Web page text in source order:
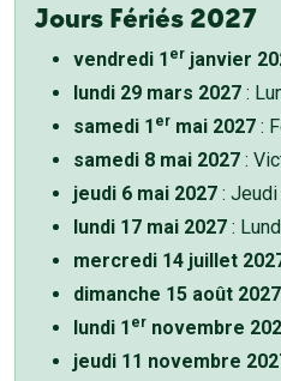
Jours Fériés 2027
vendredi 1 er janvier
lundi 29 mars 2027 :
samedi 1 er mai 2027 :
samedi 8 mai 2027 :
jeudi 6 mai 2027 :
lundi 17 mai 2027 :
mercredi 14 juillet
dimanche 15 août 2027
lundi 1 er novembre
jeudi 11 novembre